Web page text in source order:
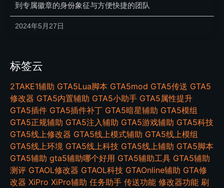
到专属徽章的身份象征与方便快捷的团队
2024年5月27日
标签云
2TAKE1辅助 GTA5Lua脚本 GTA5mod GTA5传送 GTA5
修改器 GTA5内置辅助 GTA5小助手 GTA5属性提升
GTA5插件 GTA5插件补丁 GTA5暗星辅助 GTA5模组
GTA5正规辅助 GTA5注入辅助 GTA5游戏辅助 GTA5科技
GTA5线上修改器 GTA5线上模式辅助 GTA5线上模组
GTA5线上环境 GTA5线上科技 GTA5线上辅助 GTA5脚本
GTA5辅助 gta5辅助哪个好用 GTA5辅助工具 GTA5辅助
测评 GTAOL修改器 GTAOL科技 GTAOnline辅助 GTA修
改器 XiPro XiPro辅助 任务助手 传送功能 修改器功能 刷